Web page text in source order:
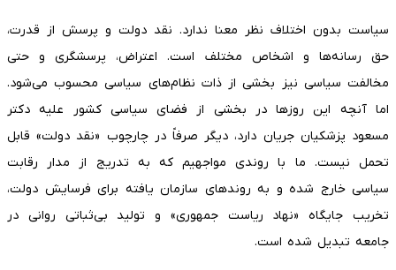
سیاست بدون اختلاف نظر معنا ندارد. نقد دولت و پرسش از قدرت،
حق رسانه‌ها و اشخاص مختلف است. اعتراض، پرسشگری و حتی
مخالفت سیاسی نیز بخشی از ذات نظام‌های سیاسی محسوب می‌شود.
اما آنچه این روزها در بخشی از فضای سیاسی کشور علیه دکتر
مسعود پزشکیان جریان دارد، دیگر صرفاً در چارچوب «نقد دولت» قابل
تحمل نیست. ما با روندی مواجهیم که به تدریج از مدار رقابت
سیاسی خارج شده و به روندهای سازمان یافته برای فرسایش دولت،
تخریب جایگاه «نهاد ریاست جمهوری» و تولید بی‌ثباتی روانی در
جامعه تبدیل شده است.